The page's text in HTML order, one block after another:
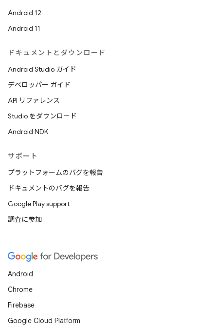
Android 12
Android 11
ドキュメントとダウンロード
Android Studio ガイド
デベロッパー ガイド
API リファレンス
Studio をダウンロード
Android NDK
サポート
プラットフォームのバグを報告
ドキュメントのバグを報告
Google Play support
調査に参加
Android
Chrome
Firebase
Google Cloud Platform